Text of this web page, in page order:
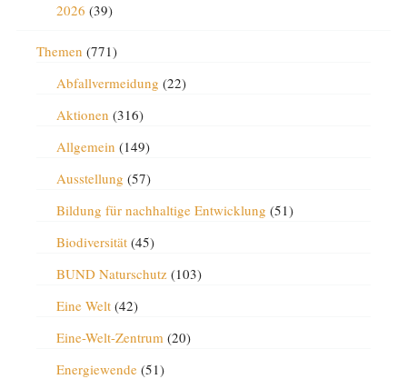
2026 (39)
Themen (771)
Abfallvermeidung (22)
Aktionen (316)
Allgemein (149)
Ausstellung (57)
Bildung für nachhaltige Entwicklung (51)
Biodiversität(45)
BUND Naturschutz(103)
Eine Welt(42)
Eine-Welt-Zentrum(20)
Energiewende(51)